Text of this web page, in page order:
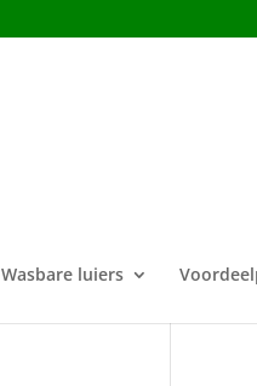
Wasbare luiers